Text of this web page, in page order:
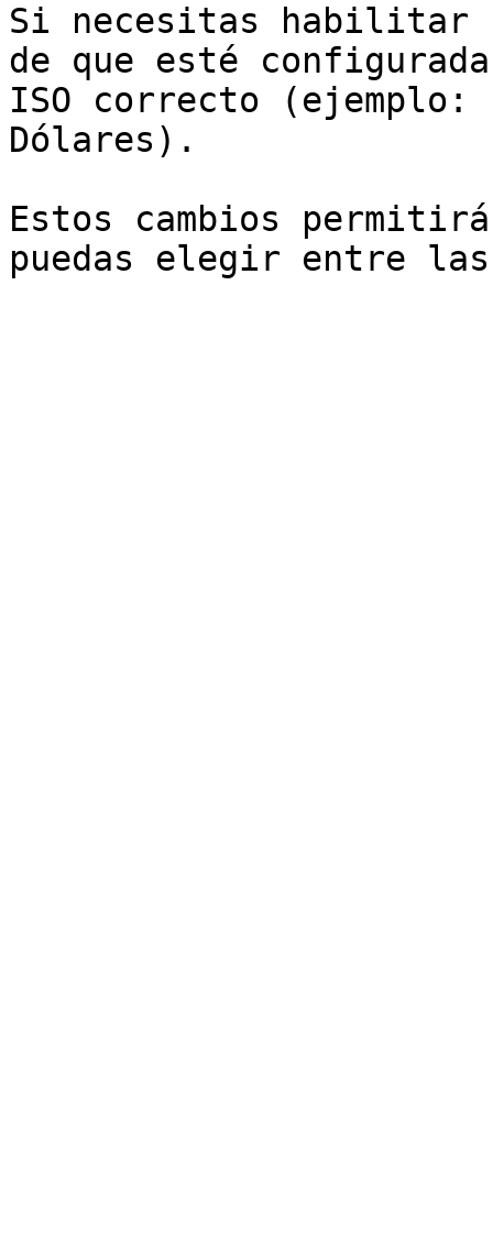
Si necesitas habilitar
de que esté
ISO correcto (ejemplo:
Dólares).
Estos cambios